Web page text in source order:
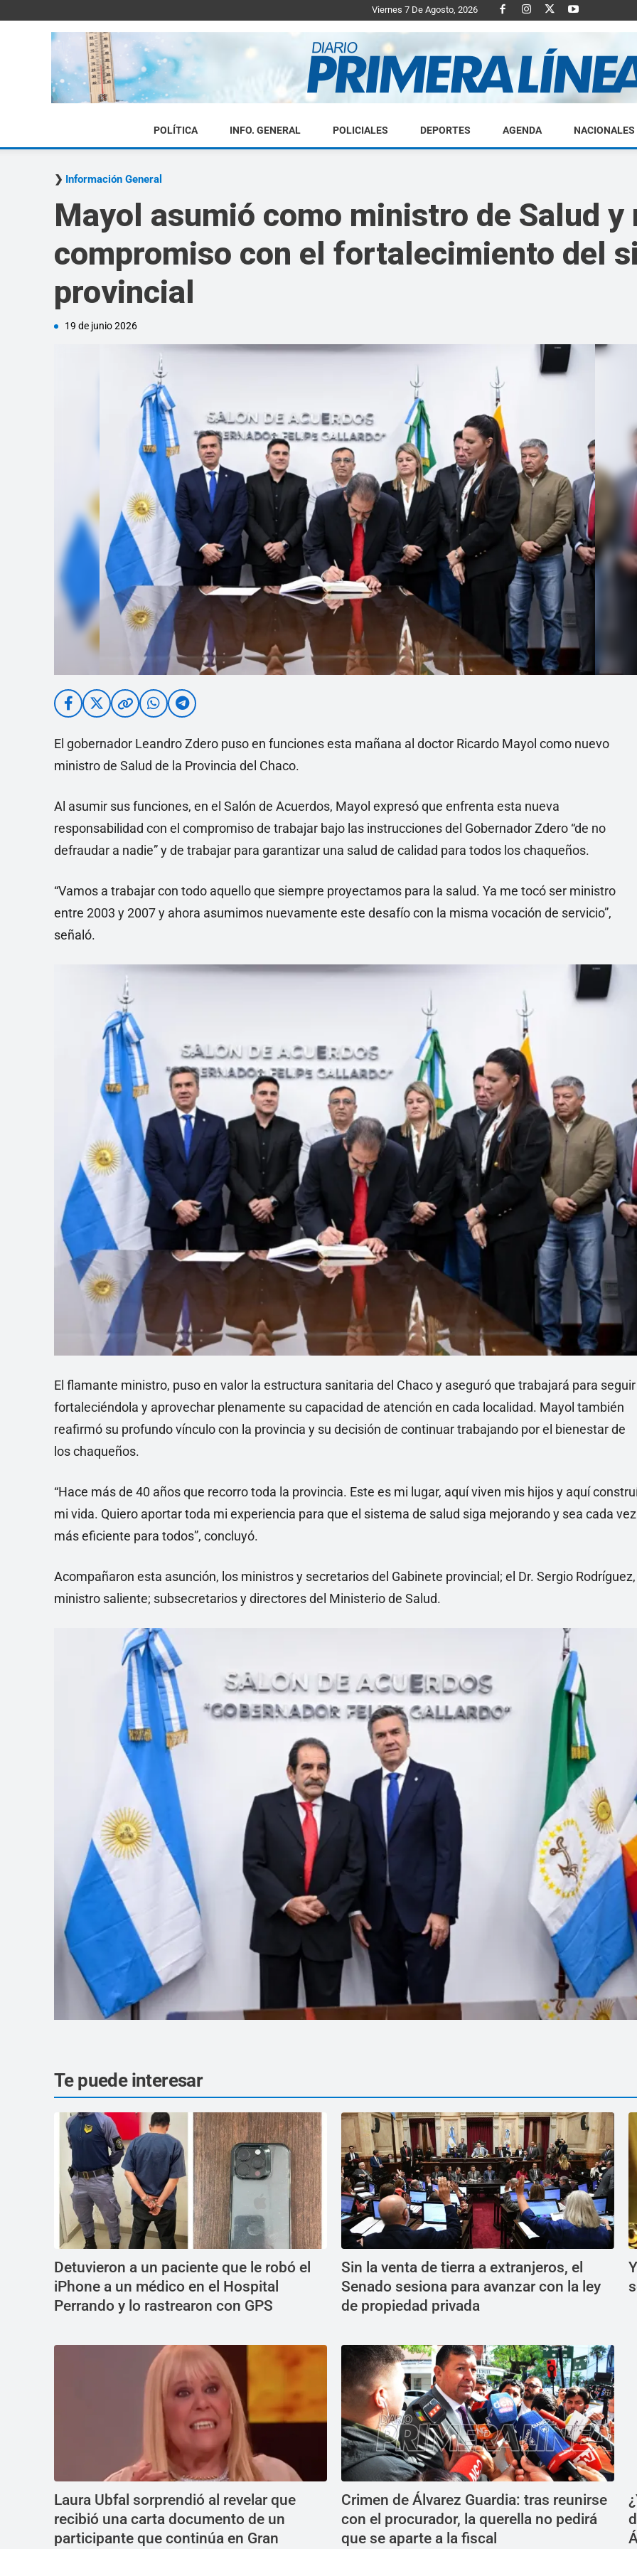
Viernes 7 De Agosto, 2026
Diario
Primera
POLÍTICA INFO. GENERAL POLICIALES DEPORTES AGENDA NACIONALES
Información General
Mayol asumió como ministro de Salud
compromiso con el fortalecimiento del
provincial
19 de junio 2026
El gobernador Leandro Zdero puso en funciones esta mañana al doctor Ricardo Mayol como nuevo
ministro de Salud de la Provincia del Chaco.
Al asumir sus funciones, en el Salón de Acuerdos, Mayol expresó que enfrenta esta nueva
responsabilidad con el compromiso de trabajar bajo las instrucciones del Gobernador Zdero “de no
defraudar a nadie” y de trabajar para garantizar una salud de calidad para todos los chaqueños.
“Vamos a trabajar con todo aquello que siempre proyectamos para la salud. Ya me tocó ser ministro
entre 2003 y 2007 y ahora asumimos nuevamente este desafío con la misma vocación de servicio”,
señaló.
El flamante ministro, puso en valor la estructura sanitaria del Chaco y aseguró que trabajará para seguir
fortaleciéndola y aprovechar plenamente su capacidad de atención en cada localidad. Mayol también
reafirmó su profundo vínculo con la provincia y su decisión de continuar trabajando por el bienestar de
los chaqueños.
“Hace más de 40 años que recorro toda la provincia. Este es mi lugar, aquí viven mis hijos y aquí
mi vida. Quiero aportar toda mi experiencia para que el sistema de salud siga mejorando y sea cada vez
más eficiente para todos”, concluyó.
Acompañaron esta asunción, los ministros y secretarios del Gabinete provincial; el Dr. Sergio Rodríguez,
ministro saliente; subsecretarios y directores del Ministerio de Salud.
Te puede interesar
Detuvieron a un paciente que le robó el
iPhone a un médico en el Hospital
Perrando y lo rastrearon con GPS
Sin la venta de tierra a extranjeros, el
Senado sesiona para avanzar con la ley
de propiedad privada
Laura Ubfal sorprendió al revelar que
recibió una carta documento de un
participante que continúa en Gran
Crimen de Álvarez Guardia: tras reunirse
con el procurador, la querella no pedirá
que se aparte a la fiscal